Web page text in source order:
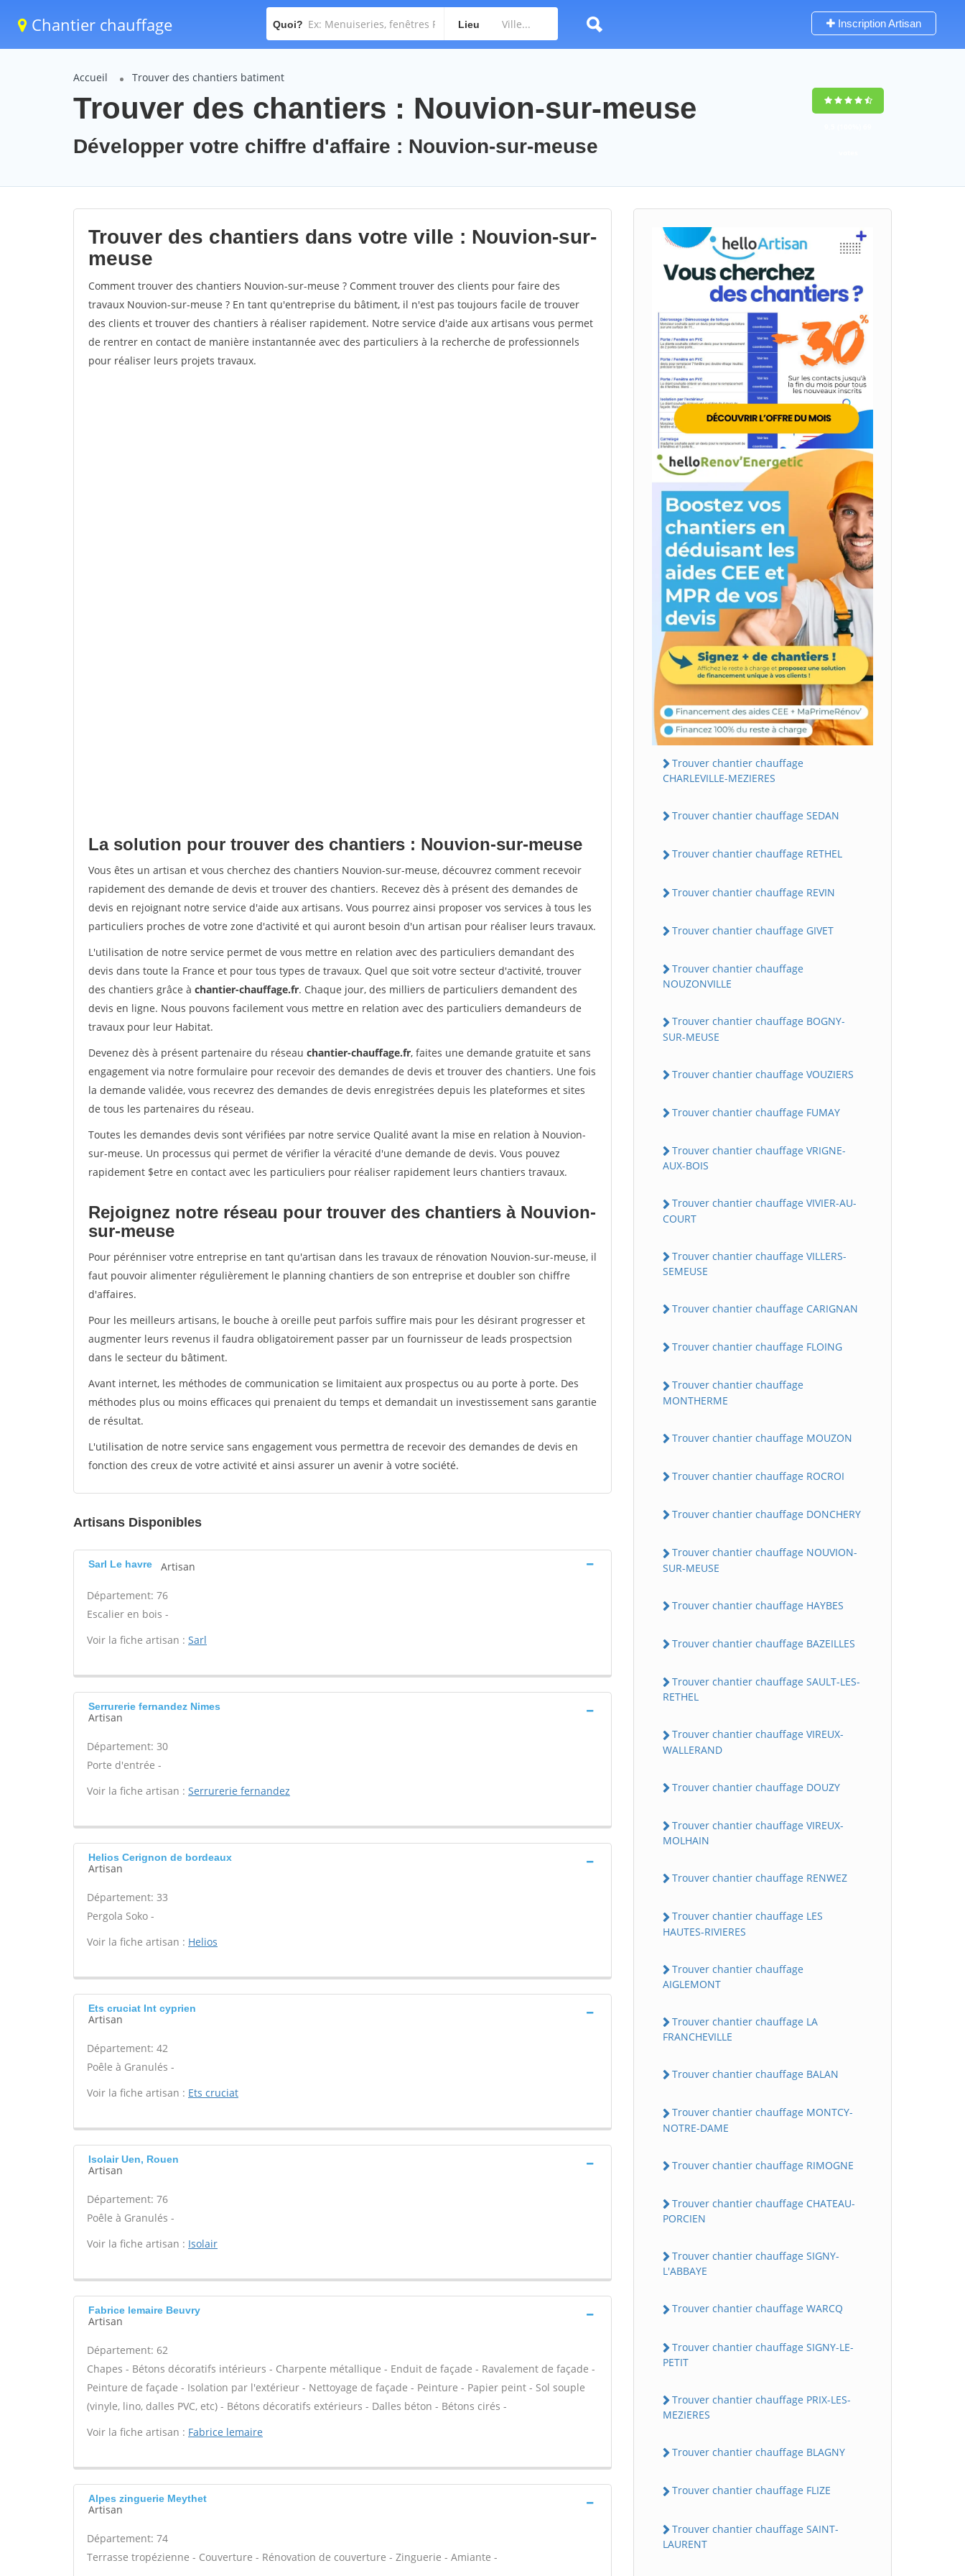
Chantier chauffage Quoi? Lieu Inscription Artisan
Accueil Trouver des chantiers batiment
Trouver des chantiers : Nouvion-sur-meuse
Développer votre chiffre d'affaire : Nouvion-sur-meuse
Trouver des chantiers dans votre ville : Nouvion-sur-
meuse
Comment trouver des chantiers Nouvion-sur-meuse ? Comment trouver des clients pour faire des
travaux Nouvion-sur-meuse ? En tant qu'entreprise du bâtiment, il n'est pas toujours facile de trouver
des clients et trouver des chantiers à réaliser rapidement. Notre service d'aide aux artisans vous permet
de rentrer en contact de manière instantannée avec des particuliers à la recherche de professionnels
pour réaliser leurs projets travaux.
La solution pour trouver des chantiers : Nouvion-sur-meuse
Vous êtes un artisan et vous cherchez des chantiers Nouvion-sur-meuse, découvrez comment recevoir
rapidement des demande de devis et trouver des chantiers. Recevez dès à présent des demandes de
devis en rejoignant notre service d'aide aux artisans. Vous pourrez ainsi proposer vos services à tous les
particuliers proches de votre zone d'activité et qui auront besoin d'un artisan pour réaliser leurs travaux.
L'utilisation de notre service permet de vous mettre en relation avec des particuliers demandant des
devis dans toute la France et pour tous types de travaux. Quel que soit votre secteur d'activité, trouver
des chantiers grâce à chantier-chauffage.fr. Chaque jour, des milliers de particuliers demandent des
devis en ligne. Nous pouvons facilement vous mettre en relation avec des particuliers demandeurs de
travaux pour leur Habitat.
Devenez dès à présent partenaire du réseau chantier-chauffage.fr, faites une demande gratuite et sans
engagement via notre formulaire pour recevoir des demandes de devis et trouver des chantiers. Une fois
la demande validée, vous recevrez des demandes de devis enregistrées depuis les plateformes et sites
de tous les partenaires du réseau.
Toutes les demandes devis sont vérifiées par notre service Qualité avant la mise en relation à Nouvion-
sur-meuse. Un processus qui permet de vérifier la véracité d'une demande de devis. Vous pouvez
rapidement $etre en contact avec les particuliers pour réaliser rapidement leurs chantiers travaux.
Rejoignez notre réseau pour trouver des chantiers à Nouvion-
sur-meuse
Pour pérénniser votre entreprise en tant qu'artisan dans les travaux de rénovation Nouvion-sur-meuse, il
faut pouvoir alimenter régulièrement le planning chantiers de son entreprise et doubler son chiffre
d'affaires.
Pour les meilleurs artisans, le bouche à oreille peut parfois suffire mais pour les désirant progresser et
augmenter leurs revenus il faudra obligatoirement passer par un fournisseur de leads prospectsion
dans le secteur du bâtiment.
Avant internet, les méthodes de communication se limitaient aux prospectus ou au porte à porte. Des
méthodes plus ou moins efficaces qui prenaient du temps et demandait un investissement sans garantie
de résultat.
L'utilisation de notre service sans engagement vous permettra de recevoir des demandes de devis en
fonction des creux de votre activité et ainsi assurer un avenir à votre société.
Artisans Disponibles
Sarl Le havre Artisan
Département: 76
Escalier en bois -
Voir la fiche artisan : Sarl
Serrurerie fernandez Nimes
Artisan
Département: 30
Porte d'entrée -
Voir la fiche artisan : Serrurerie fernandez
Helios Cerignon de bordeaux
Artisan
Département: 33
Pergola Soko -
Voir la fiche artisan : Helios
Ets cruciat Int cyprien
Artisan
Département: 42
Poêle à Granulés -
Voir la fiche artisan : Ets cruciat
Isolair Uen, Rouen
Artisan
Département: 76
Poêle à Granulés -
Voir la fiche artisan : Isolair
Fabrice lemaire Beuvry
Artisan
Département: 62
Chapes - Bétons décoratifs intérieurs - Charpente métallique - Enduit de façade - Ravalement de façade -
Peinture de façade - Isolation par l'extérieur - Nettoyage de façade - Peinture - Papier peint - Sol souple
(vinyle, lino, dalles PVC, etc) - Bétons décoratifs extérieurs - Dalles béton - Bétons cirés -
Voir la fiche artisan : Fabrice lemaire
Alpes zinguerie Meythet
Artisan
Département: 74
Terrasse tropézienne - Couverture - Rénovation de couverture - Zinguerie - Amiante -
Trouver chantier chauffage
CHARLEVILLE-MEZIERES
Trouver chantier chauffage SEDAN
Trouver chantier chauffage RETHEL
Trouver chantier chauffage REVIN
Trouver chantier chauffage GIVET
Trouver chantier chauffage
NOUZONVILLE
Trouver chantier chauffage BOGNY-
SUR-MEUSE
Trouver chantier chauffage VOUZIERS
Trouver chantier chauffage FUMAY
Trouver chantier chauffage VRIGNE-
AUX-BOIS
Trouver chantier chauffage VIVIER-AU-
COURT
Trouver chantier chauffage VILLERS-
SEMEUSE
Trouver chantier chauffage CARIGNAN
Trouver chantier chauffage FLOING
Trouver chantier chauffage
MONTHERME
Trouver chantier chauffage MOUZON
Trouver chantier chauffage ROCROI
Trouver chantier chauffage DONCHERY
Trouver chantier chauffage NOUVION-
SUR-MEUSE
Trouver chantier chauffage HAYBES
Trouver chantier chauffage BAZEILLES
Trouver chantier chauffage SAULT-LES-
RETHEL
Trouver chantier chauffage VIREUX-
WALLERAND
Trouver chantier chauffage DOUZY
Trouver chantier chauffage VIREUX-
MOLHAIN
Trouver chantier chauffage RENWEZ
Trouver chantier chauffage LES
HAUTES-RIVIERES
Trouver chantier chauffage
AIGLEMONT
Trouver chantier chauffage LA
FRANCHEVILLE
Trouver chantier chauffage BALAN
Trouver chantier chauffage MONTCY-
NOTRE-DAME
Trouver chantier chauffage RIMOGNE
Trouver chantier chauffage CHATEAU-
PORCIEN
Trouver chantier chauffage SIGNY-
L'ABBAYE
Trouver chantier chauffage WARCQ
Trouver chantier chauffage SIGNY-LE-
PETIT
Trouver chantier chauffage PRIX-LES-
MEZIERES
Trouver chantier chauffage BLAGNY
Trouver chantier chauffage FLIZE
Trouver chantier chauffage SAINT-
LAURENT